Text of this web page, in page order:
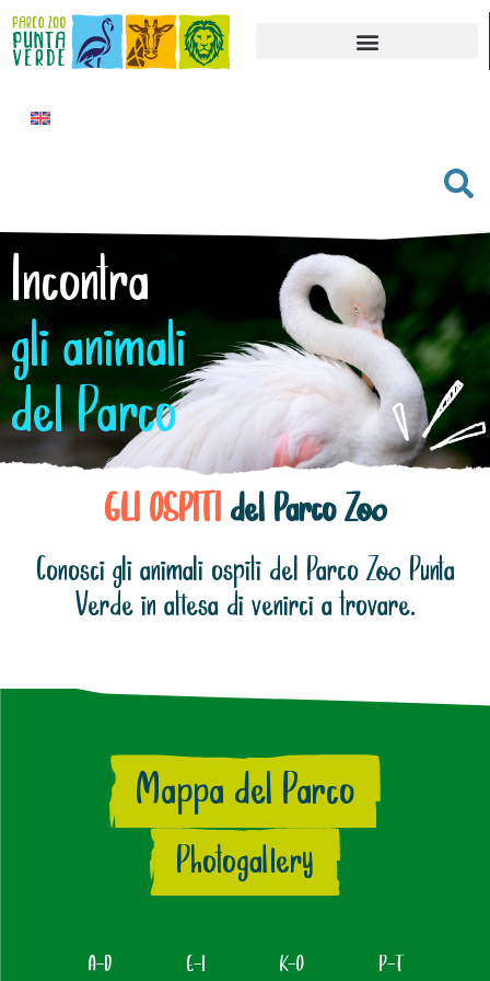
Incontra
gli animali
del Parco
GLI OSPITI del Parco Zoo
Conosci gli animali ospiti del Parco Zoo Punta
Verde in attesa di venirci a trovare.
Mappa del Parco
Photogallery
A-D E-I K-O P-T